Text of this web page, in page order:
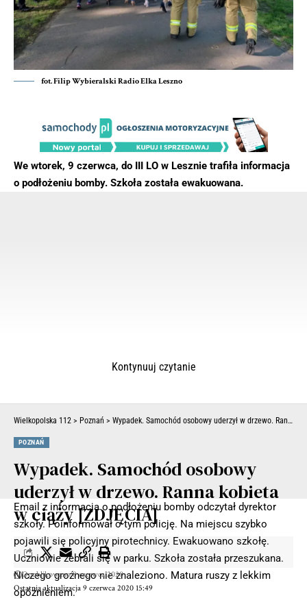
fot. Filip Wybieralski Radio Elka Leszno
We wtorek, 9 czerwca, do III LO w Lesznie trafiła informacja
o podłożeniu bomby. Szkoła została ewakuowana.
Email z informacja o podłożeniu bomby odczytał dyrektor
szkoły. Poinformował o tym policję. Na miejscu szybko
pojawili się policyjny pirotechnicy. Ewakuowano szkołę.
Uczniowie zebrali się w parku. Szkoła została przeszukana.
Niczego groźnego nie znaleziono. Matura ruszy z lekkim
opóźnieniem.
Kontynuuj czytanie
Wielkopolska 112 > Poznań > Wypadek. Samochód osobowy uderzył w drzewo. Ranna kobieta w ciąży [ZDJĘCIA]
POZNAŃ
Wypadek. Samochód osobowy
uderzył w drzewo. Ranna kobieta
w ciąży [ZDJĘCIA]
Ostatnia aktualizacja 9 czerwca 2020 15:49
Opublikowano 8 czerwca 2020